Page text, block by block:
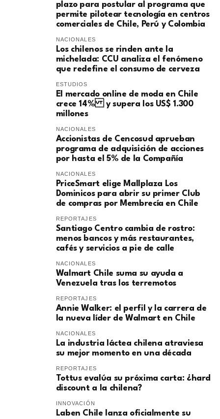
plazo para postular al programa que
permite pilotear tecnología en centros
comerciales de Chile, Perú y Colombia
NACIONALES
Los chilenos se rinden ante la
michelada: CCU analiza el fenómeno
que redefine el consumo de cerveza
ESTUDIOS
El mercado online de moda en Chile
crece 14% y supera los US$ 1.300
millones
NACIONALES
Accionistas de Cencosud aprueban
programa de adquisición de acciones
por hasta el 5% de la Compañía
NACIONALES
PriceSmart elige Mallplaza Los
Dominicos para abrir su primer Club
de compras por Membrecía en Chile
REPORTAJES
Santiago Centro cambia de rostro:
menos bancos y más restaurantes,
cafés y servicios a pie de calle
NACIONALES
Walmart Chile suma su ayuda a
Venezuela tras los terremotos
REPORTAJES
Annie Walker: el perfil y la carrera de
la nueva líder de Walmart en Chile
NACIONALES
La industria láctea chilena atraviesa
su mejor momento en una década
REPORTAJES
Tottus evalúa su próxima carta: ¿hard
discount a la chilena?
INNOVACIÓN
Laben Chile lanza oficialmente su